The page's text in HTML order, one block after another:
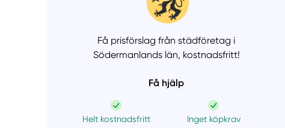
Få prisförslag från städföretag i
Södermanlands län, kostnadsfritt!
Få hjälp
Helt kostnadsfritt Inget köpkrav